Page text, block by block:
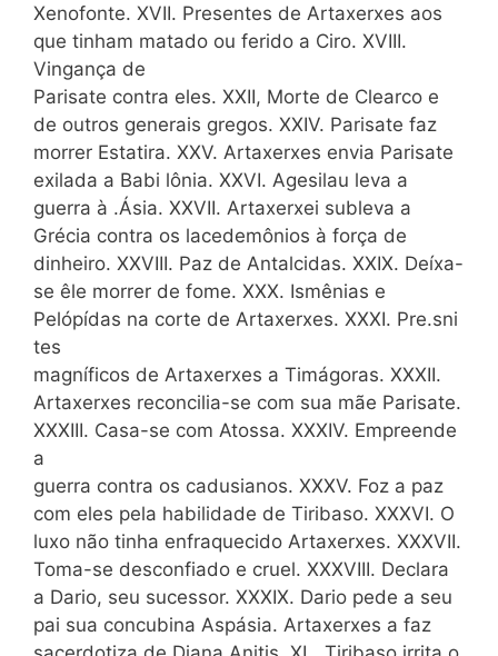
Xenofonte. XVII. Presentes de Artaxerxes aos
que tinham matado ou ferido a Ciro. XVIII.
Vingança de
Parisate contra eles. XXII, Morte de Clearco e
de outros generais gregos. XXIV. Parisate faz
morrer Estatira. XXV. Artaxerxes envia Parisate
exilada a Babi lônia. XXVI. Agesilau leva a
guerra à .Ásia. XXVII. Artaxerxei subleva a
Grécia contra os lacedemônios à força de
dinheiro. XXVIII. Paz de Antalcidas. XXIX. Deíxa-
se êle morrer de fome. XXX. Ismênias e
Pelópídas na corte de Artaxerxes. XXXI. Pre.sni
tes
magníficos de Artaxerxes a Timágoras. XXXII.
Artaxerxes reconcilia-se com sua mãe Parisate.
XXXIII. Casa-se com Atossa. XXXIV. Empreende
a
guerra contra os cadusianos. XXXV. Foz a paz
com eles pela habilidade de Tiribaso. XXXVI. O
luxo não tinha enfraquecido Artaxerxes. XXXVII.
Toma-se desconfiado e cruel. XXXVIII. Declara
a Dario, seu sucessor. XXXIX. Dario pede a seu
pai sua concubina Aspásia. Artaxerxes a faz